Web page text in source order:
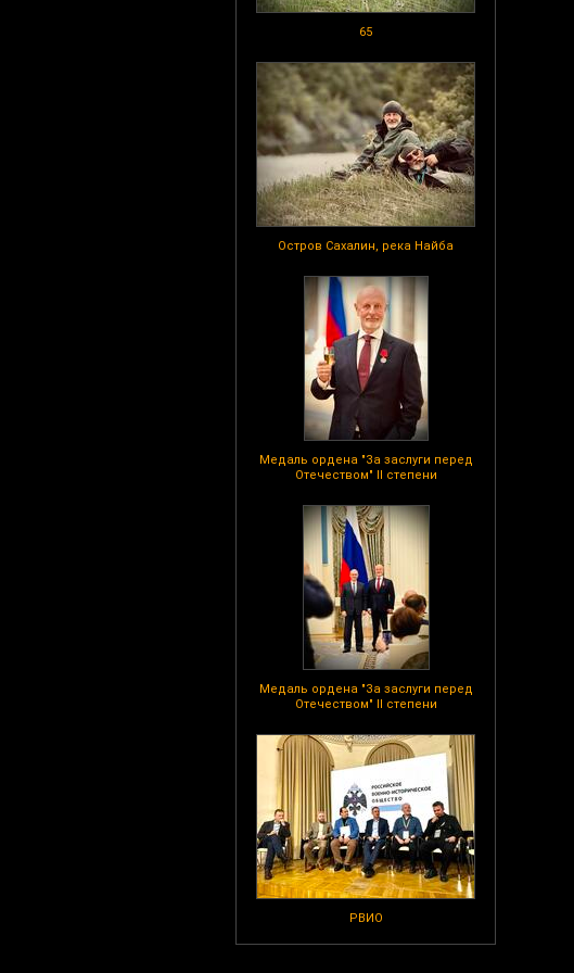
65
Остров Сахалин, река Найба
Медаль ордена "За заслуги перед
Отечеством" II степени
Медаль ордена "За заслуги перед
Отечеством" II степени
РВИО